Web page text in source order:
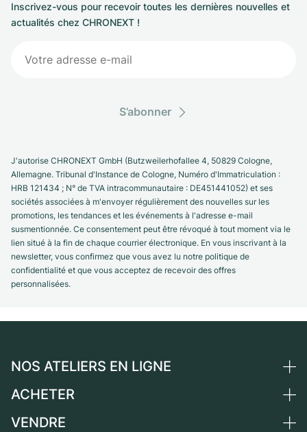
Inscrivez-vous pour recevoir toutes les dernières nouvelles et
actualités chez CHRONEXT !
S’abonner
J'autorise CHRONEXT GmbH (Butzweilerhofallee 4, 50829 Cologne,
Allemagne. Tribunal d'Instance de Cologne, Numéro d'Immatriculation :
HRB 121434 ; N° de TVA intracommunautaire : DE451441052) et ses
sociétés associées à m'envoyer régulièrement des nouvelles sur les
promotions, les tendances et les événements à l'adresse e-mail
susmentionnée. Ce consentement peut être révoqué à tout moment via le
lien situé à la fin de chaque courrier électronique. En vous inscrivant à la
newsletter, vous confirmez que vous avez lu notre politique de
confidentialité et que vous acceptez de recevoir des offres
personnalisées.
NOS ATELIERS EN LIGNE
Allemagne
ACHETER
Toutes les montres de luxe
VENDRE